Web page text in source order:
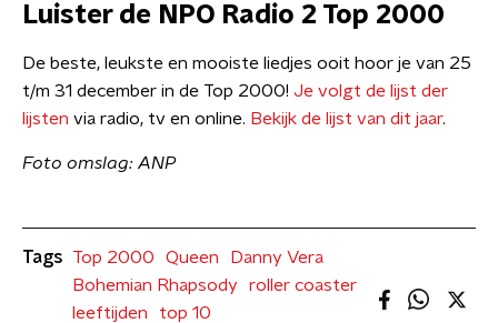
Luister de NPO Radio 2 Top 2000
De beste, leukste en mooiste liedjes ooit hoor je van 25
t/m 31 december in de Top 2000! Je volgt de lijst der
lijsten via radio, tv en online. Bekijk de lijst van dit jaar.
Foto omslag: ANP
Tags Top 2000 Queen
Danny Vera
Bohemian Rhapsody
roller coaster
leeftijden
top 10